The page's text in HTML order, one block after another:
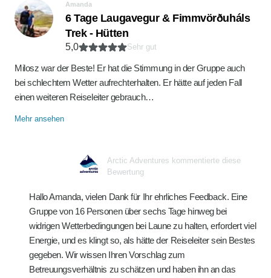
Amanda
6 Tage Laugavegur & Fimmvörðuháls
Trek - Hütten
5,0 Sehr gut
Milosz war der Beste! Er hat die Stimmung in der Gruppe auch
bei schlechtem Wetter aufrechterhalten. Er hätte auf jeden Fall
einen weiteren Reiseleiter gebrauch…
Mehr ansehen
Arctic Adventures kommentierte diese
Bewertung
Hallo Amanda, vielen Dank für Ihr ehrliches Feedback. Eine
Gruppe von 16 Personen über sechs Tage hinweg bei
widrigen Wetterbedingungen bei Laune zu halten, erfordert viel
Energie, und es klingt so, als hätte der Reiseleiter sein Bestes
gegeben. Wir wissen Ihren Vorschlag zum
Betreuungsverhältnis zu schätzen und haben ihn an das